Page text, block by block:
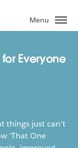
Menu
Everyone
things just can't
‘That One